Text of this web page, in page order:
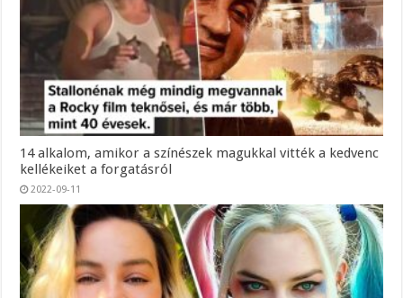
14 alkalom, amikor a színészek magukkal vitték a kedvenc
kellékeiket a forgatásról
2022-09-11